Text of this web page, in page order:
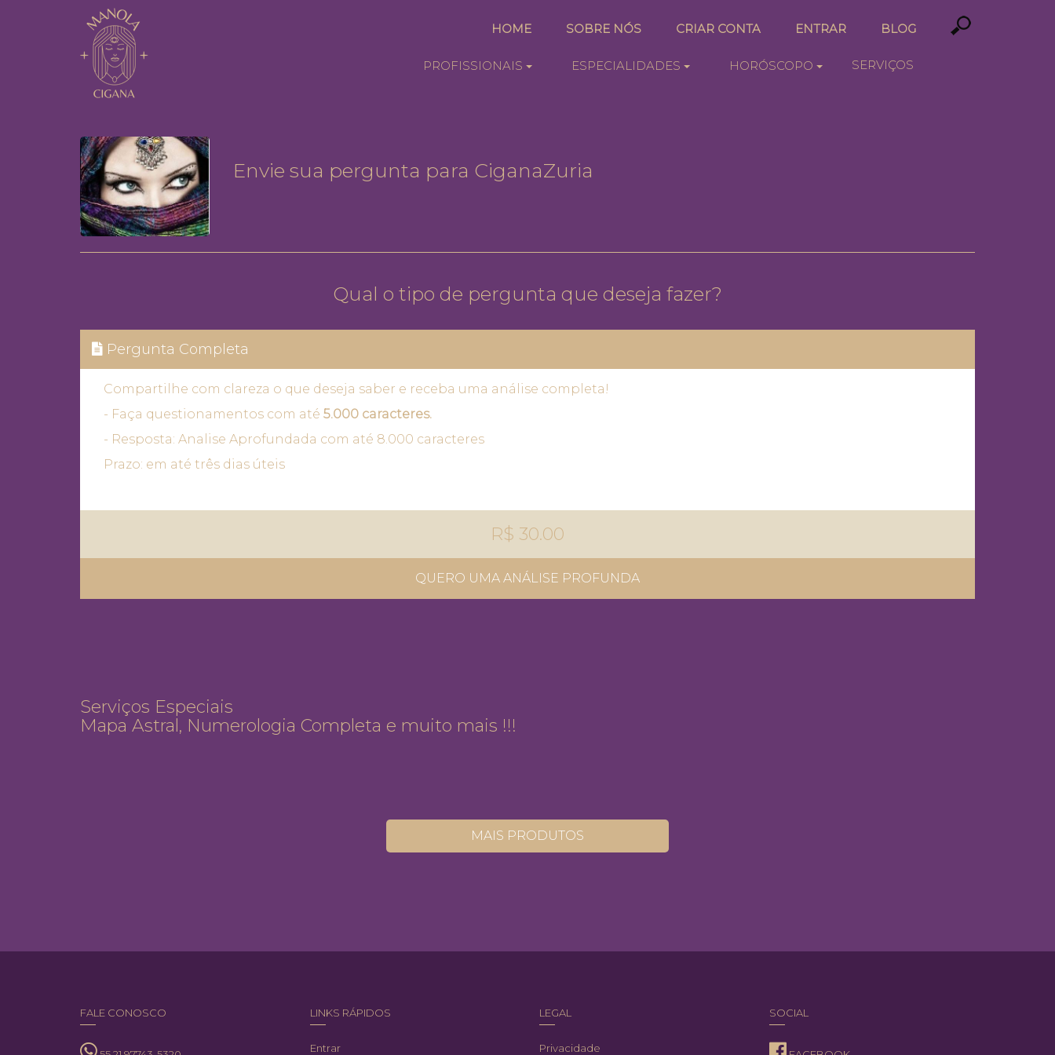
HOME SOBRE NÓS CRIAR CONTA ENTRAR BLOG
PROFISSIONAIS ESPECIALIDADES HORÓSCOPO SERVIÇOS
Envie sua pergunta para CiganaZuria
Qual o tipo de pergunta que deseja fazer?
Pergunta Completa
Compartilhe com clareza o que deseja saber e receba uma análise completa!
- Faça questionamentos com até 5.000 caracteres.
- Resposta: Analise Aprofundada com até 8.000 caracteres
Prazo: em até três dias úteis
R$ 30.00
QUERO UMA ANÁLISE PROFUNDA
Serviços Especiais
Mapa Astral, Numerologia Completa e muito mais !!!
MAIS PRODUTOS
FALE CONOSCO LINKS RÁPIDOS
Entrar
LEGAL
Privacidade
SOCIAL